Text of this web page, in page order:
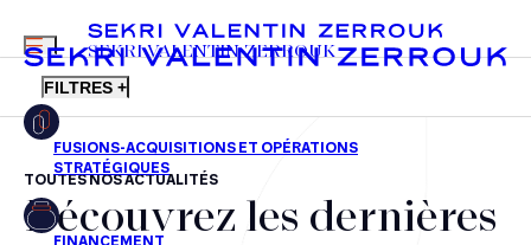
FR EN
MENU
SEKRI VALENTIN ZERROUK
FILTRES +
Fusions-acquisitions et opérations stratégiques
TOUTES NOS ACTUALITÉS
Découvrez les dernières